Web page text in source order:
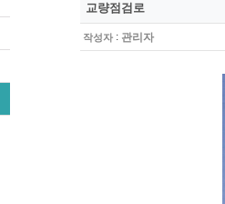
교량점검로
작성자 : 관리자